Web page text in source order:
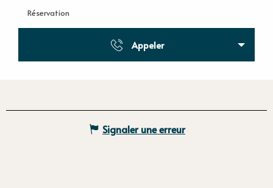
Réservation
Appeler
Signaler une erreur